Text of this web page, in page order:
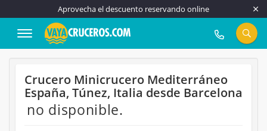
Aprovecha el descuento reservando online
917 815 555
Crucero Minicrucero Mediterráneo
España, Túnez, Italia desde Barcelona
no disponible.